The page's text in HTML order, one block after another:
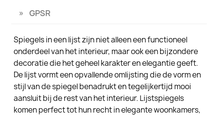
GPSR
Spiegels in een lijst zijn niet alleen een functioneel
onderdeel van het interieur, maar ook een bijzondere
decoratie die het geheel karakter en elegantie geeft.
De lijst vormt een opvallende omlijsting die de vorm en
stijl van de spiegel benadrukt en tegelijkertijd mooi
aansluit bij de rest van het interieur. Lijstspiegels
komen perfect tot hun recht in elegante woonkamers,